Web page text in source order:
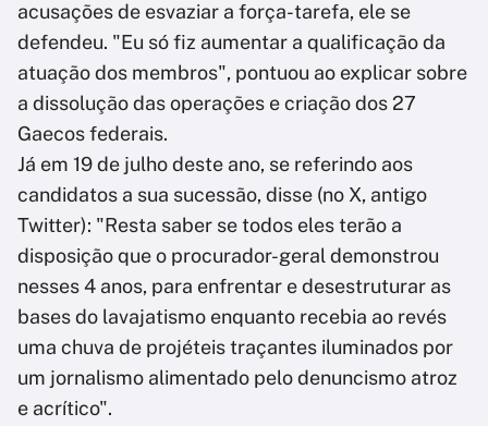
acusações de esvaziar a força-tarefa, ele se
defendeu. "Eu só fiz aumentar a qualificação da
atuação dos membros", pontuou ao explicar sobre
a dissolução das operações e criação dos 27
Gaecos federais.
Já em 19 de julho deste ano, se referindo aos
candidatos a sua sucessão, disse (no X, antigo
Twitter): "Resta saber se todos eles terão a
disposição que o procurador-geral demonstrou
nesses 4 anos, para enfrentar e desestruturar as
bases do lavajatismo enquanto recebia ao revés
uma chuva de projéteis traçantes iluminados por
um jornalismo alimentado pelo denuncismo atroz
e acrítico".